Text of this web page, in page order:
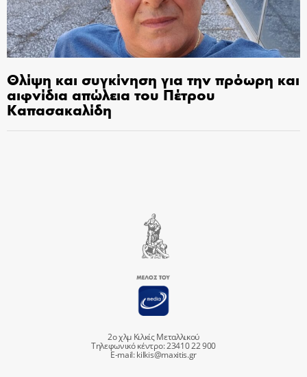
Θλίψη και συγκίνηση για την πρόωρη και
αιφνίδια απώλεια του Πέτρου
Καπασακαλίδη
2ο χλμ Κιλκίς Μεταλλικού
Τηλεφωνικό κέντρο: 23410 22 900
E-mail:kilkis@maxitis.gr